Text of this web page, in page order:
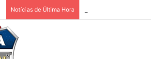
Notícias de Última Hora